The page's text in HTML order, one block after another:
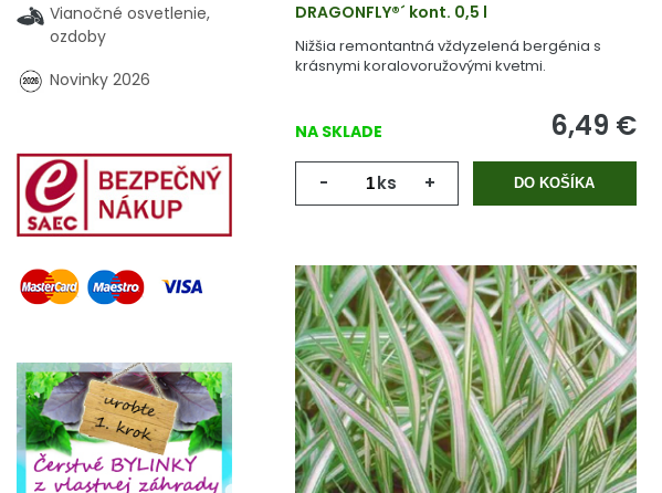
DRAGONFLY®´ kont. 0,5 l
Nižšia remontantná vždyzelená bergénia s
krásnymi koralovoružovými kvetmi.
NA SKLADE 6,49 €
- ks + DO KOŠÍKA
Vianočné osvetlenie,
ozdoby
Novinky 2026